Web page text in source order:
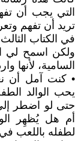
التي يجب أن
تريد أن تفهم
في الكتاب
ولكن اسمح لي
السامية، لأنها
• كنت آمل أن
يحب الوالد
حتى لو اضطر
أم هل يُظهِر
لطفله باللعب